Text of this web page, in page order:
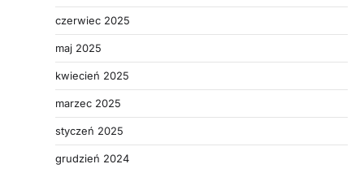
czerwiec 2025
maj 2025
kwiecień 2025
marzec 2025
styczeń 2025
grudzień 2024